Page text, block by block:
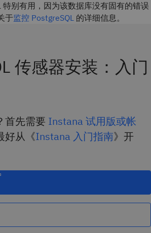
特别有用，因为该数据库没有固有的错误
于监控 PostgreSQL 的详细信息。
传感器安装：入门
首先需要 Instana 试用版或帐
好从《Instana 入门指南》开